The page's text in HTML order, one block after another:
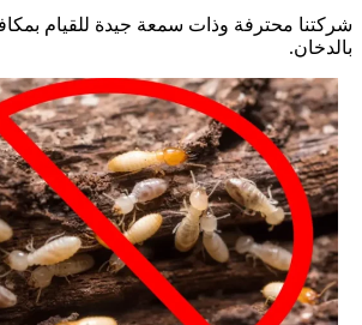
محترفة وذات سمعة جيدة للقيام